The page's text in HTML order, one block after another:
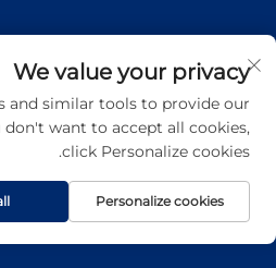
حقوق الت COPYRIGHT © 2026 شركة تشينغداو دي ميتال للتجارة الدولية المحدودة. جميع الحقوق محفوظة
We value your privacy
and similar tools to provide our
don't want to accept all cookies,
click Personalize cookies.
Personalize cookies